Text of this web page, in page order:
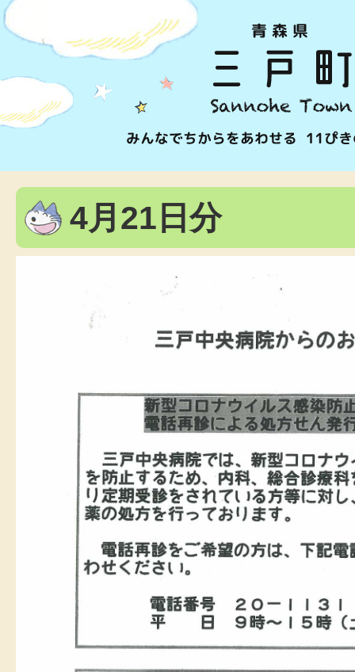
4月21日分